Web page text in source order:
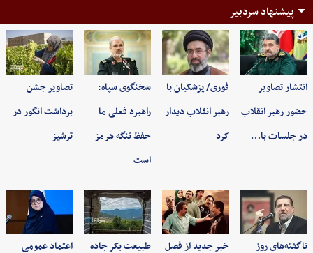
پیشنهاد سردبیر
انتشار تصاویر
حضور رهبر انقلاب
در جلسات با…
فوری/ پزشکیان با
رهبر انقلاب دیدار
کرد
سخنگوی سپاه:
راهبرد فعلی ما
حفظ تنگه هرمز
است
تصاویر جشن
برداشت انگور در
ترشیز
ناگفته‌های روز
خبر جدید از فصل
طبیعت بکر جاده
اعتماد عمومی